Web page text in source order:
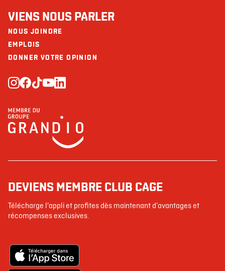
VIENS NOUS PARLER
NOUS JOINDRE
EMPLOIS
DONNER VOTRE OPINION
DEVIENS MEMBRE CLUB CAGE
Télécharge l'appli et profites dès maintenant d’avantages et
récompenses exclusives.